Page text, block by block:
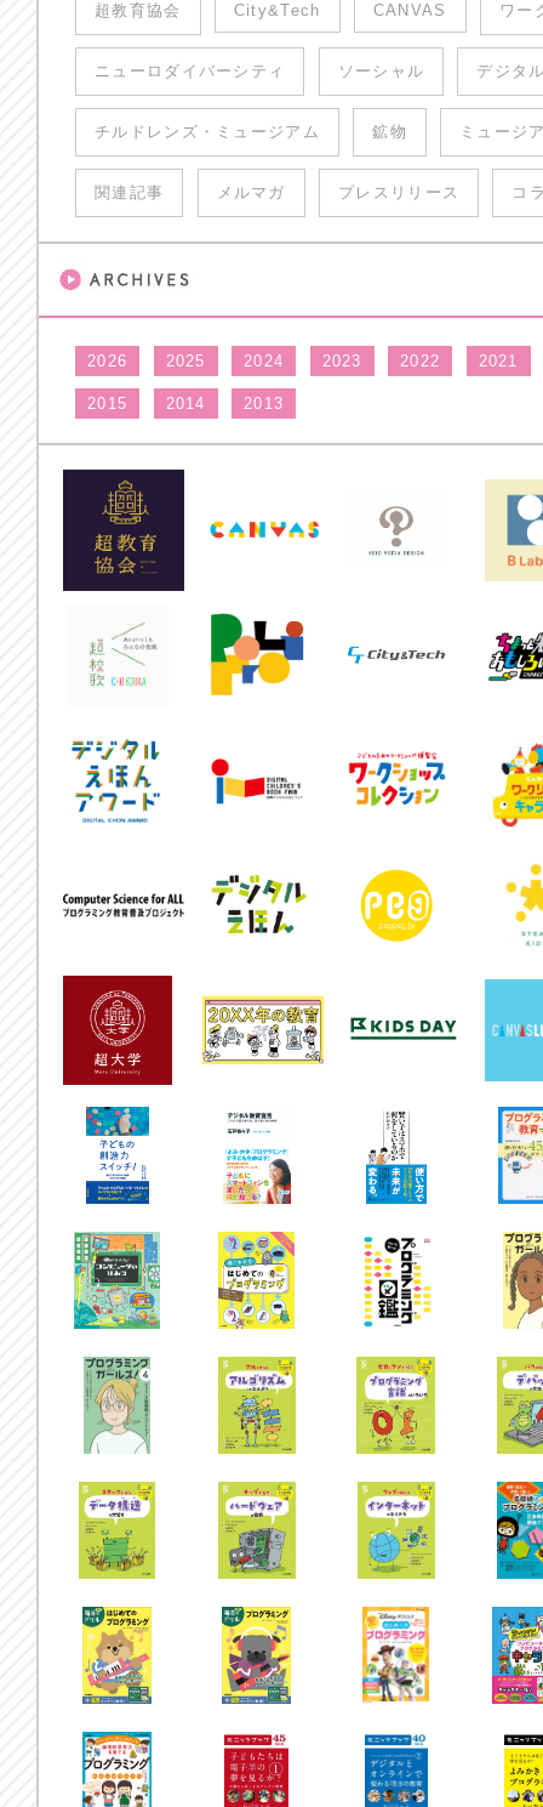
超教育協会 City&Tech CANVAS ワー
ニューロダイバーシティ ソーシャル デジタ
チルドレンズ・ミュージアム 鉱物 ミュージ
関連記事 メルマガ プレスリリース コ
2026 2025 2024 2023 2022 2021
2015 2014 2013